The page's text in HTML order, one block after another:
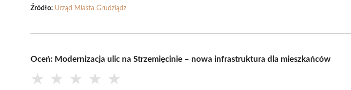
Źródło: Urząd Miasta Grudziądz
Oceń: Modernizacja ulic na Strzemięcinie – nowa infrastruktura dla mieszkańców
★ ★ ★ ★ ★